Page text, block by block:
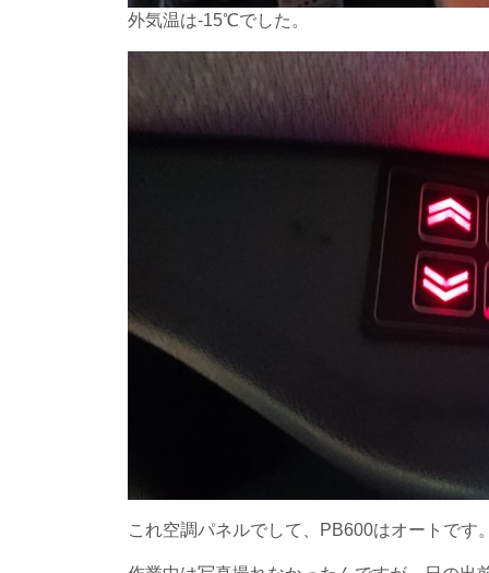
外気温は-15℃でした。
これ空調パネルでして、PB600はオートです